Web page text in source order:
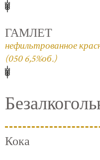
ГАМЛЕТ
нефильтрованное
(050 6,5%об.)
Кока